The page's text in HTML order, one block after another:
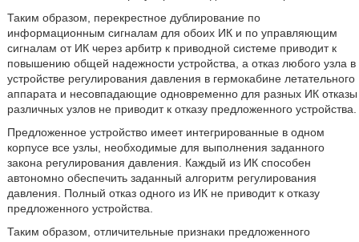
Таким образом, перекрестное дублирование по
информационным сигналам для обоих ИК и по управляющим
сигналам от ИК через арбитр к приводной системе приводит к
повышению общей надежности устройства, а отказ любого узла в
устройстве регулирования давления в гермокабине летательного
аппарата и несовпадающие одновременно для разных ИК отказы
различных узлов не приводит к отказу предложенного устройства.
Предложенное устройство имеет интегрированные в одном
корпусе все узлы, необходимые для выполнения заданного
закона регулирования давления. Каждый из ИК способен
автономно обеспечить заданный алгоритм регулирования
давления. Полный отказ одного из ИК не приводит к отказу
предложенного устройства.
Таким образом, отличительные признаки предложенного